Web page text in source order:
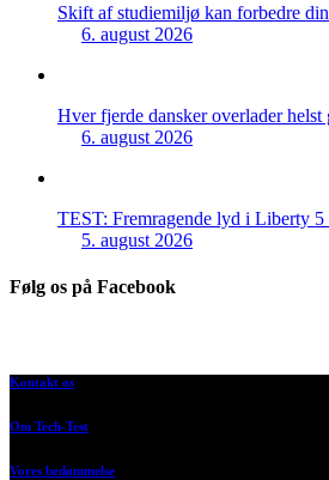
Skift af studiemiljø kan forbedre
6. august 2026
Hver fjerde dansker overlader
6. august 2026
TEST: Fremragende lyd i Liberty 5
5. august 2026
Følg os på Facebook
Kontakt os
Om Tech-Test
Vores bedømmelse